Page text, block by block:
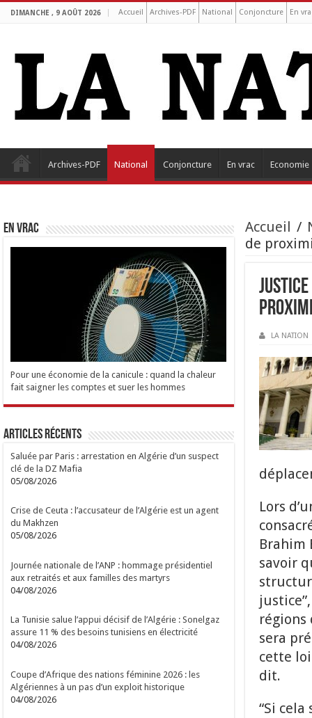
DIMANCHE , 9 AOÛT 2026 Accueil Archives-PDF National Conjoncture En
Archives-PDF National Conjoncture En vrac Economie
Accueil /
de
LA NATION
Lors
Brahim
savoir
régions
sera
cette
dit.
“Si
EN VRAC
Pour une économie de la canicule : quand la chaleur
fait saigner les comptes et suer les hommes
Articles Récents
Saluée par Paris : arrestation en Algérie d’un suspect
clé de la DZ Mafia
05/08/2026
Crise de Ceuta : l’accusateur de l’Algérie est un agent
du Makhzen
05/08/2026
Journée nationale de l’ANP : hommage présidentiel
aux retraités et aux familles des martyrs
04/08/2026
La Tunisie salue l’appui décisif de l’Algérie : Sonelgaz
assure 11 % des besoins tunisiens en électricité
04/08/2026
Coupe d’Afrique des nations féminine 2026 : les
Algériennes à un pas d’un exploit historique
04/08/2026